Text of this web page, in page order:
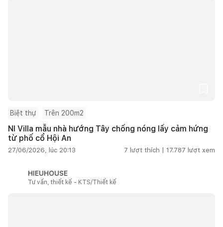
Biệt thự Trên 200m2
NI Villa mẫu nhà hướng Tây chống nóng lấy cảm hứng
từ phố cổ Hội An
27/06/2026, lúc 20:13 7 lượt thích | 17.787 lượt xem
HIEUHOUSE
Tư vấn, thiết kế - KTS/Thiết kế